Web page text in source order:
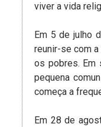
viver a vida
Em 5 de julho
reunir-se com
os pobres. Em
pequena
começa a
Em 28 de